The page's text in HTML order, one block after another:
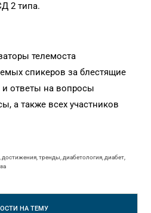
2 типа.
телемоста
спикеров за блестящие
ответы на вопросы
а также всех участников
тренды, диабетология, диабет,
НА ТЕМУ